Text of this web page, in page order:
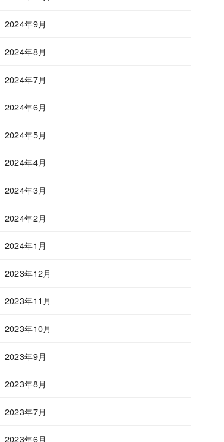
2024年9月
2024年8月
2024年7月
2024年6月
2024年5月
2024年4月
2024年3月
2024年2月
2024年1月
2023年12月
2023年11月
2023年10月
2023年9月
2023年8月
2023年7月
2023年6月